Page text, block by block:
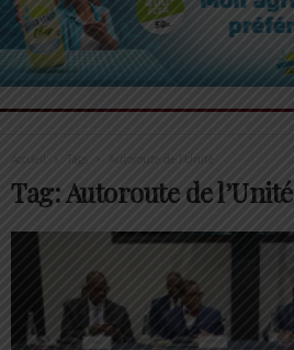
Tags Autoroute de l’Unité
Tag: Autoroute de l’Unité